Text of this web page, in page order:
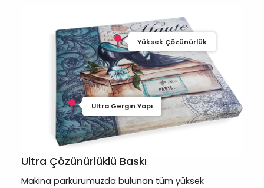
Yüksek Çözünürlük
Ultra Gergin Yapı
Ultra Çözünürlüklü Baskı
Makina parkurumuzda bulunan tüm yüksek